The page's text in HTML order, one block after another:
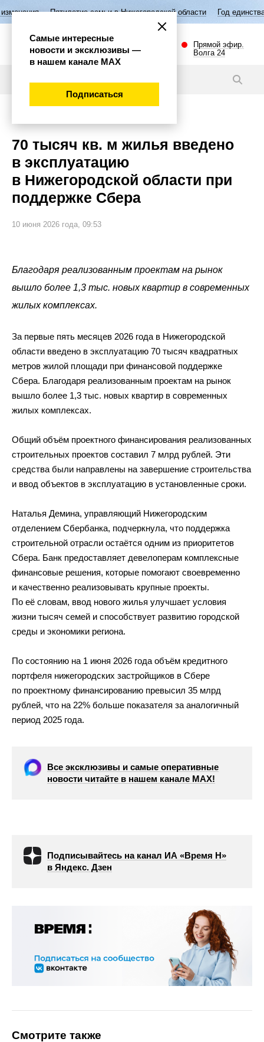
Пятилетие семьи в Нижегородской области Год единства народов
Прямой эфир.
Волга 24
70 тысяч кв. м жилья введено
в эксплуатацию
в Нижегородской области при
поддержке Сбера
10 июня 2026 года, 09:53
Благодаря реализованным проектам на рынок
вышло более 1,3 тыс. новых квартир в современных
жилых комплексах.
За первые пять месяцев 2026 года в Нижегородской
области введено в эксплуатацию 70 тысяч квадратных
метров жилой площади при финансовой поддержке
Сбера. Благодаря реализованным проектам на рынок
вышло более 1,3 тыс. новых квартир в современных
жилых комплексах.
Общий объём проектного финансирования реализованных
строительных проектов составил 7 млрд рублей. Эти
средства были направлены на завершение строительства
и ввод объектов в эксплуатацию в установленные сроки.
Наталья Демина, управляющий Нижегородским
отделением Сбербанка, подчеркнула, что поддержка
строительной отрасли остаётся одним из приоритетов
Сбера. Банк предоставляет девелоперам комплексные
финансовые решения, которые помогают своевременно
и качественно реализовывать крупные проекты.
По её словам, ввод нового жилья улучшает условия
жизни тысяч семей и способствует развитию городской
среды и экономики региона.
По состоянию на 1 июня 2026 года объём кредитного
портфеля нижегородских застройщиков в Сбере
по проектному финансированию превысил 35 млрд
рублей, что на 22% больше показателя за аналогичный
период 2025 года.
Все эксклюзивы и самые оперативные
новости читайте в нашем канале МАХ!
Подписывайтесь на канал ИА «Время Н»
в Яндекс. Дзен
Смотрите также
Самые интересные
новости и эксклюзивы —
в нашем канале МАХ
Подписаться